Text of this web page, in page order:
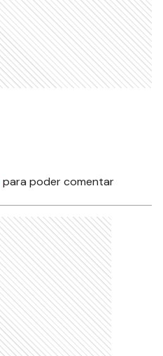
para poder comentar